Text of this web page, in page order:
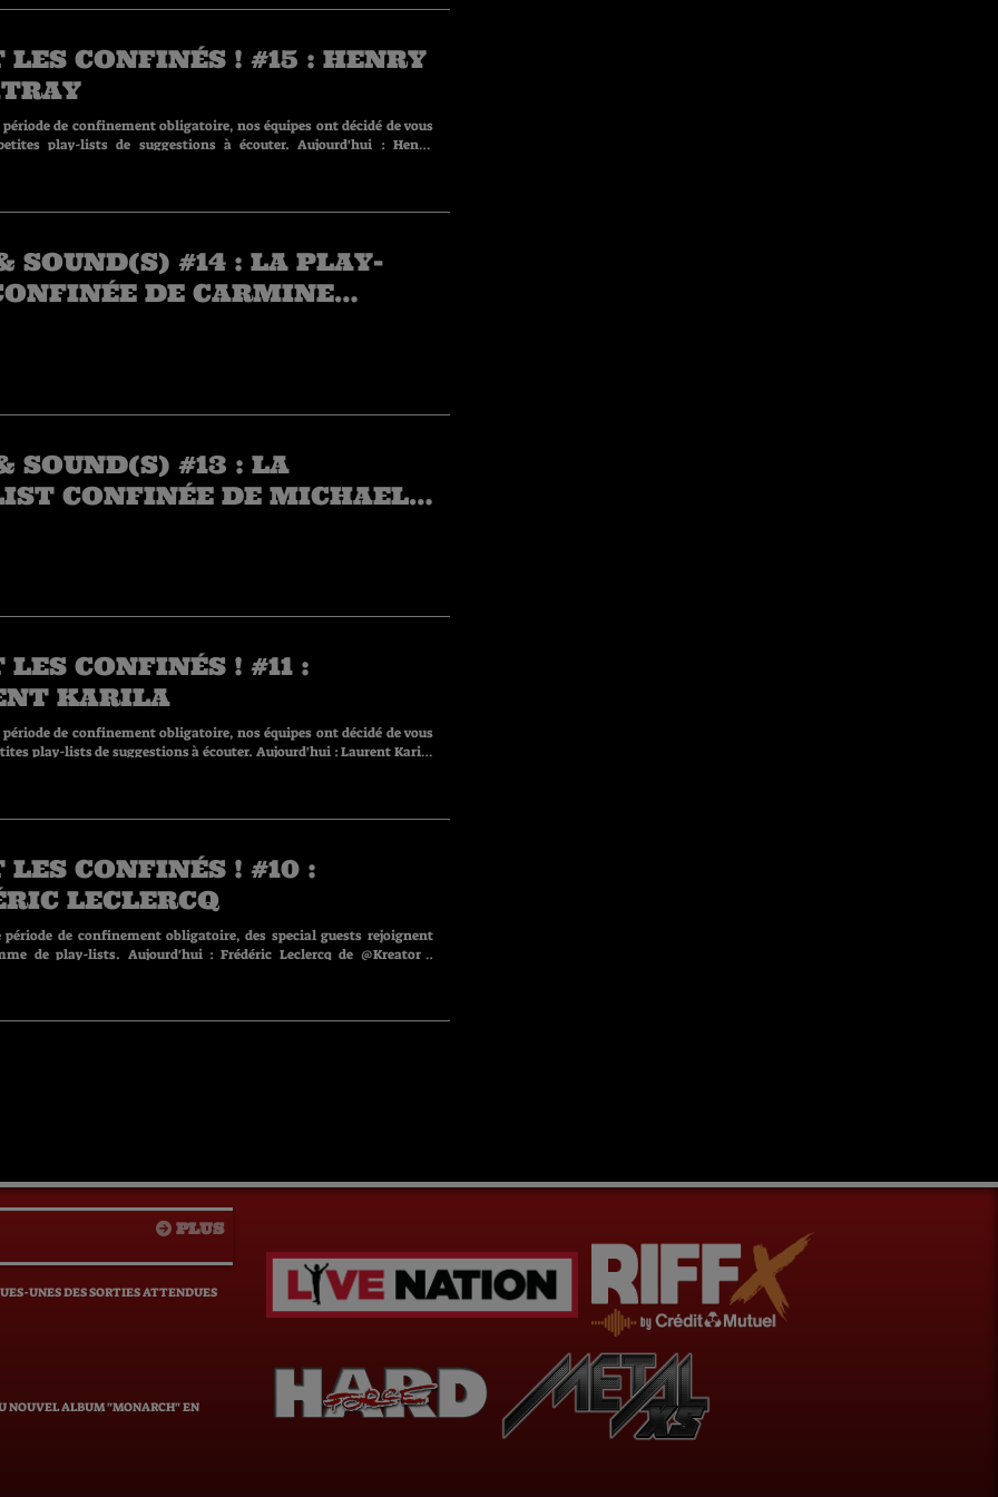
LES CONFINÉS ! #15 : HENRY
de confinement obligatoire, nos équipes ont décidé de vous
play-lists de suggestions à écouter. Aujourd'hui : Henry
SOUND(S) #14 : LA PLAY-
DE CARMINE
SOUND(S) #13 : LA
CONFINÉE DE MICHAEL
(@STEEL PANTHER)
LES CONFINÉS ! #11 :
KARILA
de confinement obligatoire, nos équipes ont décidé de vous
lists de suggestions à écouter. Aujourd'hui : Laurent Karila
LES CONFINÉS ! #10 :
LECLERCQ
période de confinement obligatoire, des special guests rejoignent
de play-lists. Aujourd'hui : Frédéric Leclercq de @Kreator •
PLUS
UNES DES SORTIES ATTENDUES
NOUVEL ALBUM "MONARCH" EN